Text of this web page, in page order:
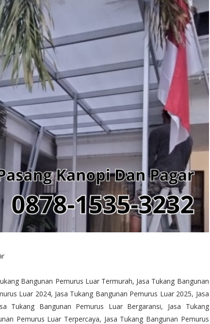
Bangunan Pemurus Luar Termurah, Jasa Tukang Bangunan
Luar 2024, Jasa Tukang Bangunan Pemurus Luar 2025, Jasa
Tukang Bangunan Pemurus Luar Bergaransi, Jasa Tukang
Pemurus Luar Terpercaya, Jasa Tukang Bangunan Pemurus